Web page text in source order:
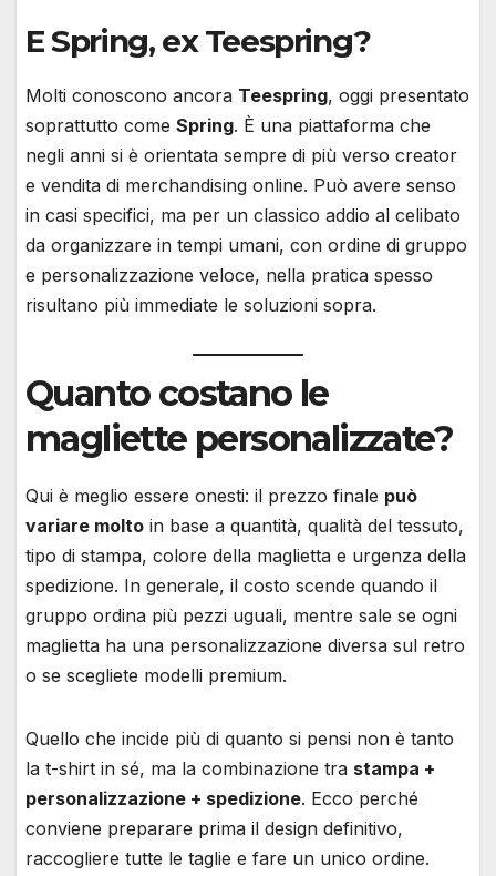
E Spring, ex Teespring?
Molti conoscono ancora Teespring, oggi presentato
soprattutto come Spring. È una piattaforma che
negli anni si è orientata sempre di più verso creator
e vendita di merchandising online. Può avere senso
in casi specifici, ma per un classico addio al celibato
da organizzare in tempi umani, con ordine di gruppo
e personalizzazione veloce, nella pratica spesso
risultano più immediate le soluzioni sopra.
Quanto costano le
magliette personalizzate?
Qui è meglio essere onesti: il prezzo finale può
variare molto in base a quantità, qualità del tessuto,
tipo di stampa, colore della maglietta e urgenza della
spedizione. In generale, il costo scende quando il
gruppo ordina più pezzi uguali, mentre sale se ogni
maglietta ha una personalizzazione diversa sul retro
o se scegliete modelli premium.
Quello che incide più di quanto si pensi non è tanto
la t-shirt in sé, ma la combinazione tra stampa +
personalizzazione + spedizione. Ecco perché
conviene preparare prima il design definitivo,
raccogliere tutte le taglie e fare un unico ordine.